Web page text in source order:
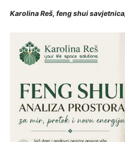
Karolina Reš, feng shui